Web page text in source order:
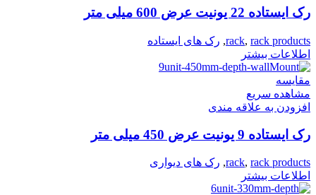
رک ایستاده 22 یونیت عرض 600 میلی متر
rack, rack products
, رک های ایستاده
اطلاعات بیشتر
مقایسه
مشاهده سریع
افزودن به علاقه مندی
رک ایستاده 9 یونیت عرض 450 میلی متر
rack, rack products
, رک های دیواری
اطلاعات بیشتر